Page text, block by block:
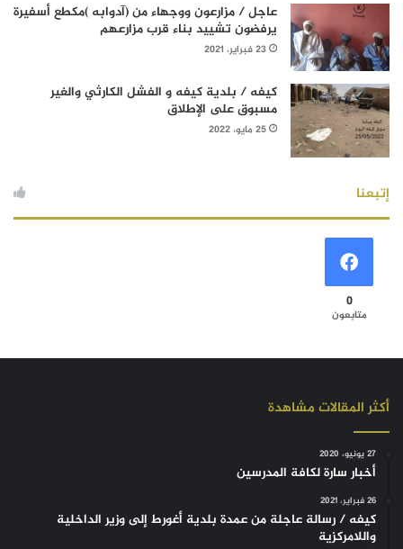
عاجل / مزارعون ووجهاء من (آدوابه )مكطع أسفيرة
يرفضون تشييد بناء قرب مزارعهم
23 فبراير، 2021
كيفه / بلدية كيفه و الفشل الكارثي والغير
مسبوق على الإطلاق
25 مايو، 2022
إتبعنا
0
متابعون
أكثر المقالات مشاهدة
27 يونيو، 2020
أخبار سارة لكافة المدرسين
26 فبراير، 2021
كيفه / رسالة عاجلة من عمدة بلدية أغورط إلى وزير الداخلية
واللامركزية